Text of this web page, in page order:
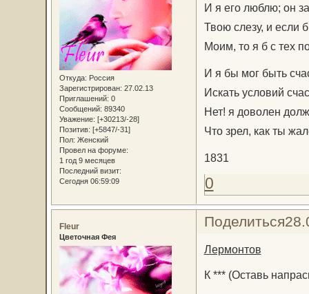
Откуда: Россия
Зарегистрирован: 27.02.13
Приглашений: 0
Сообщений: 89340
Уважение: [+30213/-28]
Позитив: [+5847/-31]
Пол: Женский
Провел на форуме:
1 год 9 месяцев
Последний визит:
Сегодня 06:59:09
И я его люблю; он
Твою слезу, и если
Моим, то я б с тех
И я бы мог быть
Искать условий
Нет! я доволен
Что зрел, как ты
1831
0
Поделиться
Fleur
Цветочная Фея
Лермонтов
К *** (Оставь